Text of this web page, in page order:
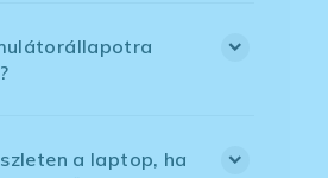
a laptop, ha